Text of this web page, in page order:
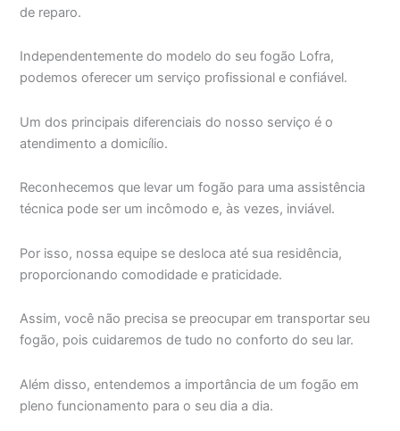
de reparo.
Independentemente do modelo do seu fogão Lofra,
podemos oferecer um serviço profissional e confiável.
Um dos principais diferenciais do nosso serviço é o
atendimento a domicílio.
Reconhecemos que levar um fogão para uma assistência
técnica pode ser um incômodo e, às vezes, inviável.
Por isso, nossa equipe se desloca até sua residência,
proporcionando comodidade e praticidade.
Assim, você não precisa se preocupar em transportar seu
fogão, pois cuidaremos de tudo no conforto do seu lar.
Além disso, entendemos a importância de um fogão em
pleno funcionamento para o seu dia a dia.